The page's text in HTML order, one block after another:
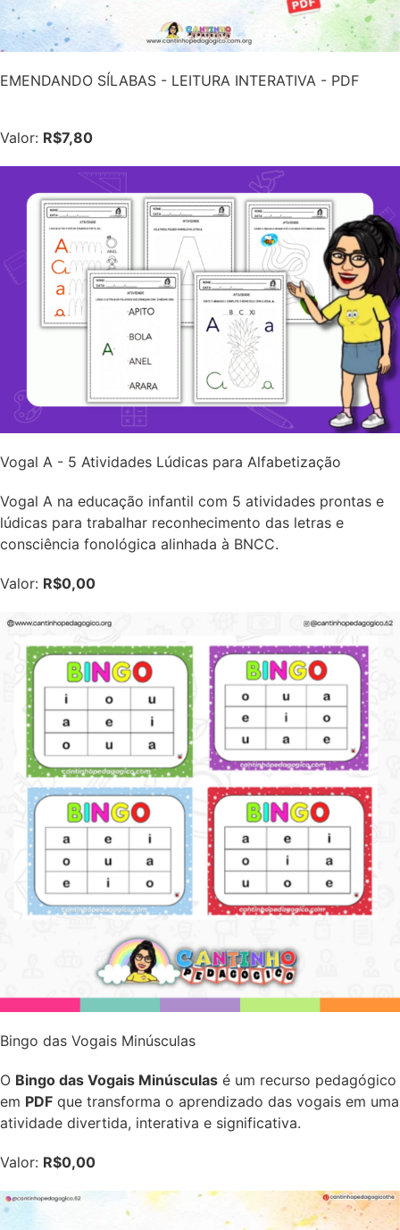
EMENDANDO SÍLABAS - LEITURA INTERATIVA - PDF
Valor: R$7,80
Vogal A - 5 Atividades Lúdicas para Alfabetização
Vogal A na educação infantil com 5 atividades prontas e
lúdicas para trabalhar reconhecimento das letras e
consciência fonológica alinhada à BNCC.
Valor: R$0,00
Bingo das Vogais Minúsculas
O Bingo das Vogais Minúsculas é um recurso pedagógico
em PDF que transforma o aprendizado das vogais em uma
atividade divertida, interativa e significativa.
Valor: R$0,00